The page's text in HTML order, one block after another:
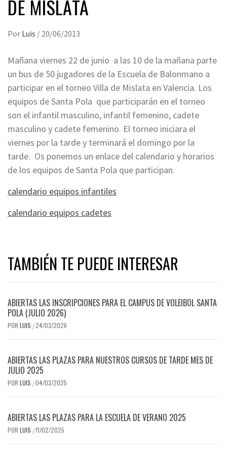
DE MISLATA
Por Luis / 20/06/2013
Mañana viernes 22 de junio a las 10 de la mañana parte
un bus de 50 jugadores de la Escuela de Balonmano a
participar en el torneo Villa de Mislata en Valencia. Los
equipos de Santa Pola que participarán en el torneo
son el infantil masculino, infantil femenino, cadete
masculino y cadete femenino. El torneo iniciara el
viernes por la tarde y terminará el domingo por la
tarde. Os ponemos un enlace del calendario y horarios
de los equipos de Santa Pola que participan.
calendario equipos infantiles
calendario equipos cadetes
TAMBIÉN TE PUEDE INTERESAR
ABIERTAS LAS INSCRIPCIONES PARA EL CAMPUS DE VOLEIBOL SANTA
POLA (JULIO 2026)
POR LUIS /24/03/2026
ABIERTAS LAS PLAZAS PARA NUESTROS CURSOS DE TARDE MES DE
JULIO 2025
POR LUIS /04/03/2025
ABIERTAS LAS PLAZAS PARA LA ESCUELA DE VERANO 2025
POR LUIS /11/02/2025